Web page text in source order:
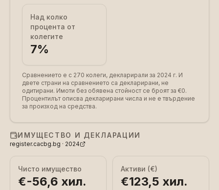
Над колко
процента от
колегите
7%
Сравнението е с 270 колеги, декларирали за 2024 г. И
двете страни на сравнението са декларирани, не
одитирани. Имоти без обявена стойност се броят за €0.
Процентилът описва декларирани числа и не е твърдение
за произход на средства.
ИМУЩЕСТВО И ДЕКЛАРАЦИИ
register.cacbg.bg · 2024
Чисто имущество
€-56,6 хил.
Активи (€)
€123,5 хил.